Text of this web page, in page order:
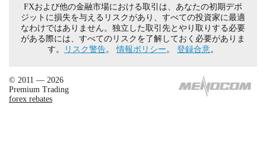
FXおよび他の金融市場における取引は、あなたの初期デポ
ジットに損失を与えるリスクがあり、すべての投資家に最適
なわけではありません。独立した取引先とやり取りする必要
がある際には、すべてのリスクを了解しておく必要がありま
す。
リスク警告。情報ポリシー。 登録合意。
© 2011 — 2026
Premium Trading
forex rebates